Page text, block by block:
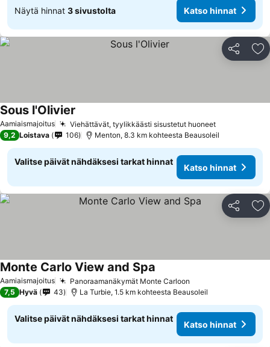
Näytä hinnat 3 sivustolta Katso hinnat
Jaa
Aamiaismajoitus Viehättävät, tyylikkäästi sisustetut huoneet
Sous l'Olivier
9,2 Loistava 106 Menton, 8.3 km kohteesta Beausoleil
Valitse päivät nähdäksesi tarkat hinnat
Katso hinnat
Jaa
Aamiaismajoitus Panoraamanäkymät Monte Carloon
Monte Carlo View and Spa
7,5 Hyvä 43 La Turbie, 1.5 km kohteesta Beausoleil
Valitse päivät nähdäksesi tarkat hinnat
Katso hinnat